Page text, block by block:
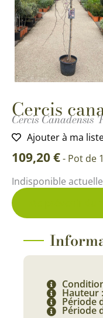
Cercis
Cercis Canadensis
Ajouter à ma
109,20€- Pot de
Indisponible
Hauteur :
Période
Période